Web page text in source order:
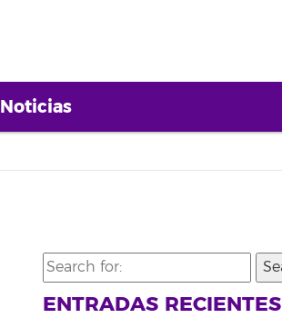
Noticias
Search
for:
ENTRADAS RECIENTES